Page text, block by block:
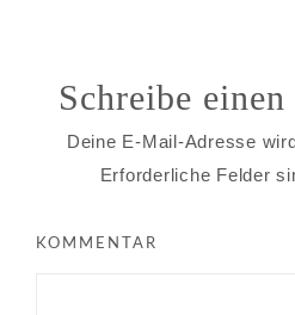
Schreibe
Deine E-Mail-Adresse
Erforderliche Felder
KOMMENTAR